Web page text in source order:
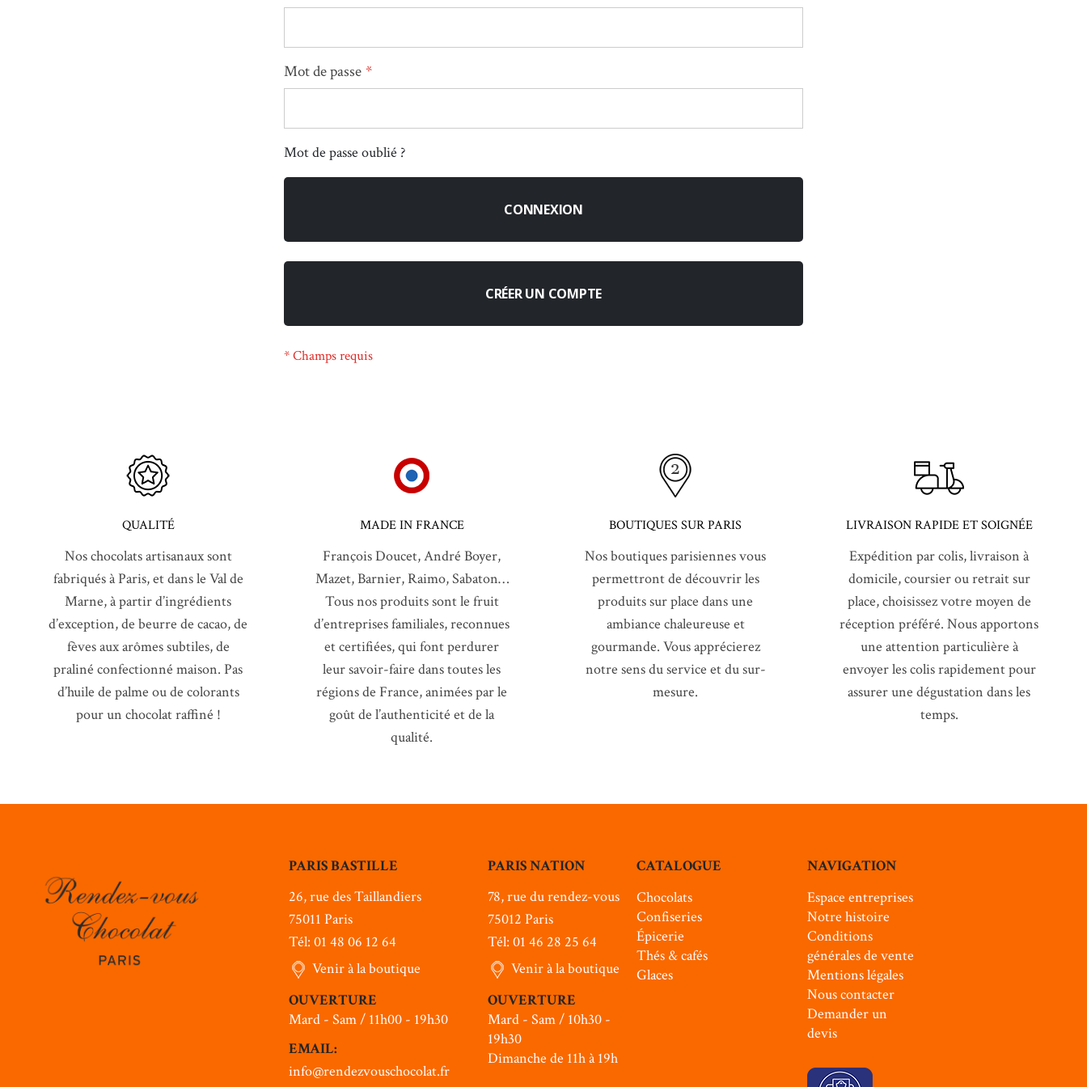
Mot de passe
Mot de passe oublié ?
CONNEXION
CRÉER UN COMPTE
QUALITÉ
Nos chocolats artisanaux sont
fabriqués à Paris, et dans le Val de
Marne, à partir d’ingrédients
d’exception, de beurre de cacao, de
fèves aux arômes subtiles, de
praliné confectionné maison. Pas
d’huile de palme ou de colorants
pour un chocolat raffiné !
MADE IN FRANCE
François Doucet, André Boyer,
Mazet, Barnier, Raimo, Sabaton…
Tous nos produits sont le fruit
d’entreprises familiales, reconnues
et certifiées, qui font perdurer
leur savoir-faire dans toutes les
régions de France, animées par le
goût de l’authenticité et de la
qualité.
BOUTIQUES SUR PARIS
Nos boutiques parisiennes vous
permettront de découvrir les
produits sur place dans une
ambiance chaleureuse et
gourmande. Vous apprécierez
notre sens du service et du sur-
mesure.
LIVRAISON RAPIDE ET SOIGNÉE
Expédition par colis, livraison à
domicile, coursier ou retrait sur
place, choisissez votre moyen de
réception préféré. Nous apportons
une attention particulière à
envoyer les colis rapidement pour
assurer une dégustation dans les
temps.
PARIS BASTILLE
26, rue des Taillandiers
75011 Paris
Tél: 01 48 06 12 64
Venir à la boutique
OUVERTURE
Mard - Sam / 11h00 - 19h30
EMAIL:
info@rendezvouschocolat.fr
PARIS NATION
78, rue du rendez-vous
75012 Paris
Tél: 01 46 28 25 64
Venir à la boutique
OUVERTURE
Mard - Sam / 10h30 -
19h30
Dimanche de 11h à 19h
CATALOGUE
Chocolats
Confiseries
Épicerie
Thés & cafés
Glaces
NAVIGATION
Espace entreprises
Notre histoire
Conditions
générales de vente
Mentions légales
Nous contacter
Demander un
devis